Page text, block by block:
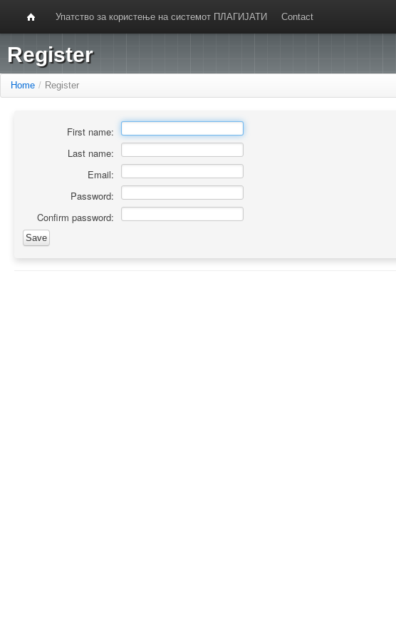
Упатство за користење на системот ПЛАГИЈАТИ Contact
Register
Home / Register
First name:
Last name:
Email:
Password:
Confirm password: